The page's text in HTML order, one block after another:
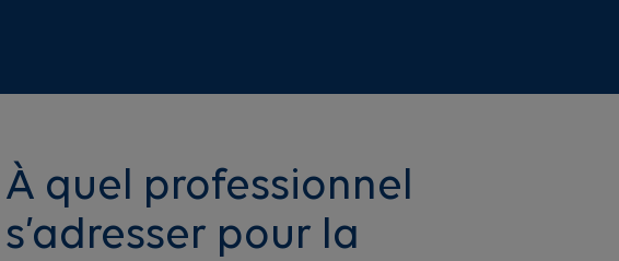
À quel professionnel
s’adresser pour la